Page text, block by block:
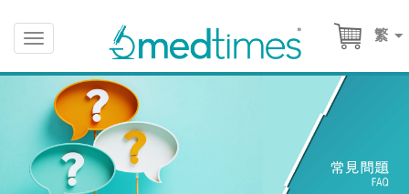
繁
Toggle
navigation